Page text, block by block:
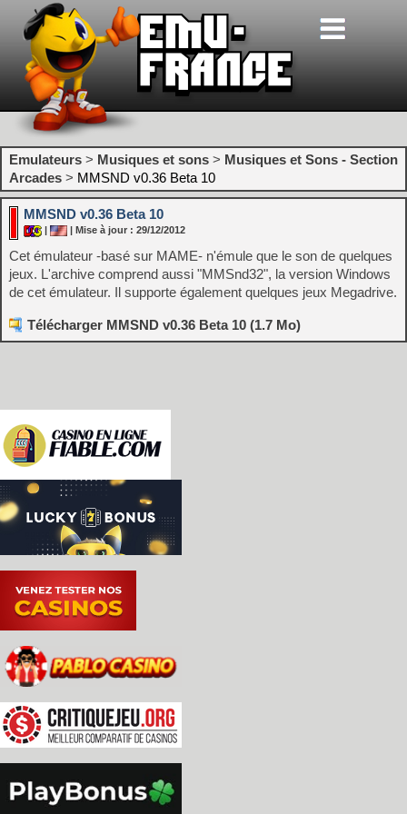
Emulateurs > Musiques et sons > Musiques et Sons - Section
Arcades > MMSND v0.36 Beta 10
MMSND v0.36 Beta 10
| | Mise à jour : 29/12/2012
Cet émulateur -basé sur MAME- n'émule que le son de quelques
jeux. L'archive comprend aussi "MMSnd32", la version Windows
de cet émulateur. Il supporte également quelques jeux Megadrive.
Télécharger MMSND v0.36 Beta 10 (1.7 Mo)